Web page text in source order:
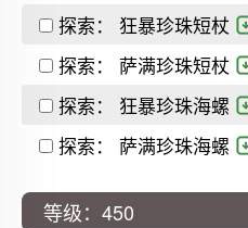
探索：
狂暴珍珠短杖
探索：
萨满珍珠短杖
探索：
狂暴珍珠海螺
探索：
萨满珍珠海螺
等级：450